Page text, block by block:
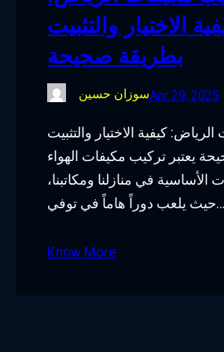
الاختيار والتثبيت
بطريقة صحيحة
سوزان حسينApr 29, 2025
كيفية الاختيار والتثبيت
يعتبر تركيب مكيفات الهواء
الأساسية في منازلنا ومكاتبنا،
حيث يلعب دوراً هاماً في توفي…
Know More